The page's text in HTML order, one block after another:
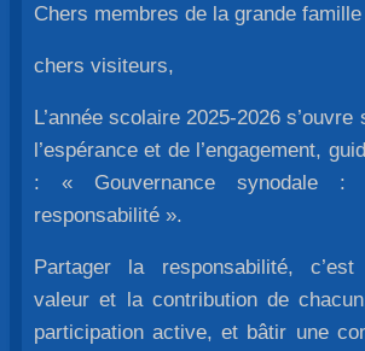
Chers membres de la grande
chers visiteurs,
L’année scolaire 2025-2026
l’espérance et de l’engagement,
: « Gouvernance synodale :
responsabilité ».
Partager la responsabilité,
valeur et la contribution de
participation active, et bâtir une